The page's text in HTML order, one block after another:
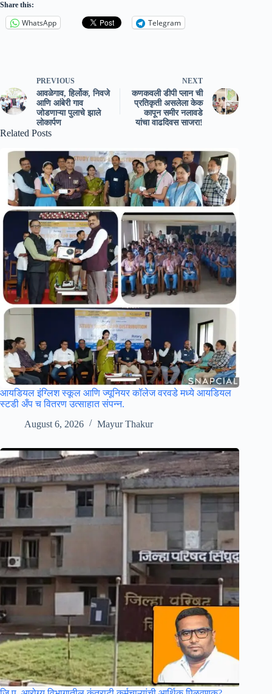
Share this:
WhatsApp Telegram
PREVIOUS
आवळेगाव, हिर्लोक, निवजे
आणि आंबेरी गाव
जोडणाऱ्या पुलाचे झाले
लोकार्पण
NEXT
कणकवली डीपी प्लान ची
प्रतिकृती असलेला केक
कापून समीर नलावडे
यांचा वाढदिवस साजरा!
Related Posts
आयडियल इंग्लिश स्कूल आणि ज्यूनियर कॉलेज वरवडे मध्ये आयडियल
स्टडी अँप च वितरण उत्साहात संपन्न.
August 6, 2026
Mayur Thakur